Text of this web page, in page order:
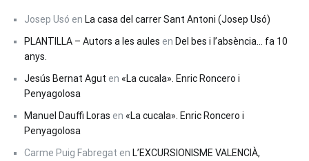
Josep Usó en La casa del carrer Sant Antoni (Josep Usó)
PLANTILLA – Autors a les aules en Del bes i l’absència… fa 10
anys.
Jesús Bernat Agut en «La cucala». Enric Roncero i
Penyagolosa
Manuel Dauffi Loras en «La cucala». Enric Roncero i
Penyagolosa
Carme Puig Fabregat en L’EXCURSIONISME VALENCIÀ,